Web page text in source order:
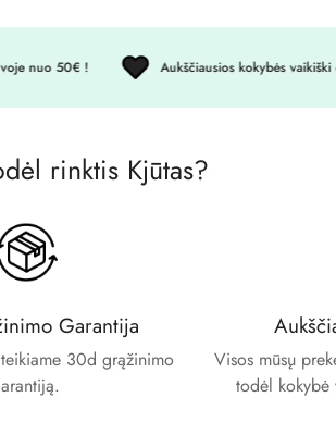
nuo 50€ ! Aukščiausios kokybės vaikiški
rinktis Kjūtas?
Garantija
30d grąžinimo
Visos mūsų
todėl kokybė
18 years old or older?